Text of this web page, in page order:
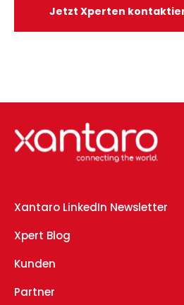
Jetzt Xperten
Xantaro LinkedIn Newsletter
Xpert Blog
Kunden
Partner